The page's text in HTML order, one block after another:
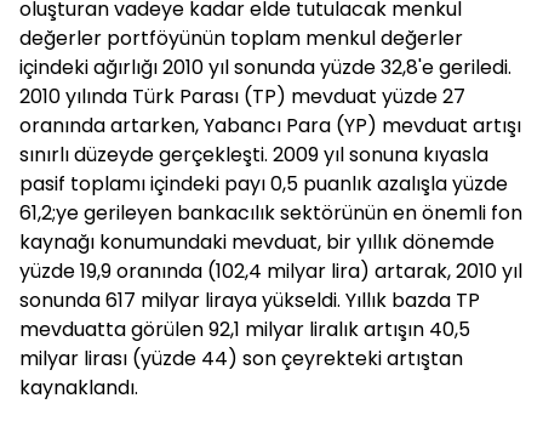
oluşturan vadeye kadar elde tutulacak menkul
değerler portföyünün toplam menkul değerler
içindeki ağırlığı 2010 yıl sonunda yüzde 32,8'e geriledi.
2010 yılında Türk Parası (TP) mevduat yüzde 27
oranında artarken, Yabancı Para (YP) mevduat artışı
sınırlı düzeyde gerçekleşti. 2009 yıl sonuna kıyasla
pasif toplamı içindeki payı 0,5 puanlık azalışla yüzde
61,2;ye gerileyen bankacılık sektörünün en önemli fon
kaynağı konumundaki mevduat, bir yıllık dönemde
yüzde 19,9 oranında (102,4 milyar lira) artarak, 2010 yıl
sonunda 617 milyar liraya yükseldi. Yıllık bazda TP
mevduatta görülen 92,1 milyar liralık artışın 40,5
milyar lirası (yüzde 44) son çeyrekteki artıştan
kaynaklandı.